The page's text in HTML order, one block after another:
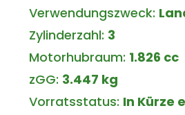
Verwendungszweck:
Zylinderzahl: 3
Motorhubraum: 1.826 cc
zGG: 3.447 kg
Vorratsstatus: In Kürze